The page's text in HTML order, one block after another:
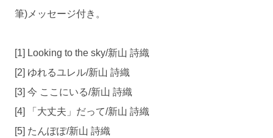
筆)メッセージ付き。
[1] Looking to the sky/新山 詩織
[2] ゆれるユレル/新山 詩織
[3] 今 ここにいる/新山 詩織
[4] 「大丈夫」だって/新山 詩織
[5] たんぽぽ/新山 詩織